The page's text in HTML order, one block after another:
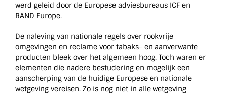
werd geleid door de Europese adviesbureaus ICF en
RAND Europe.
De naleving van nationale regels over rookvrije
omgevingen en reclame voor tabaks- en aanverwante
producten bleek over het algemeen hoog. Toch waren er
elementen die nadere bestudering en mogelijk een
aanscherping van de huidige Europese en nationale
wetgeving vereisen. Zo is nog niet in alle wetgeving